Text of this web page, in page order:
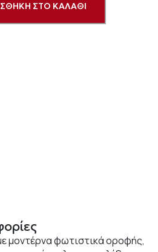
ΣΤΟ ΚΑΛΑΘΙ
μοντέρνα φωτιστικά οροφής,